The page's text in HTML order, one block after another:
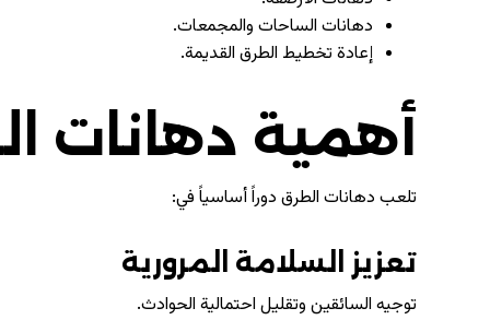
دهانات الساحات والمجمعات.
إعادة تخطيط الطرق القديمة.
أهمية دهانات
تلعب دهانات الطرق دوراً أساسياً في:
تعزيز السلامة المرورية
توجيه السائقين وتقليل احتمالية الحوادث.